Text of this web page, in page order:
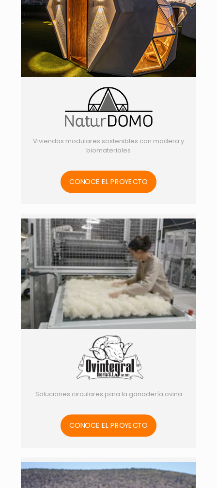
Viviendas modulares sostenibles con madera y
biomateriales
CONOCE EL PROYECTO
Soluciones circulares para la ganadería ovina
CONOCE EL PROYECTO